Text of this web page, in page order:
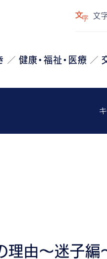
文
健康・福祉・医療
理由～迷子編